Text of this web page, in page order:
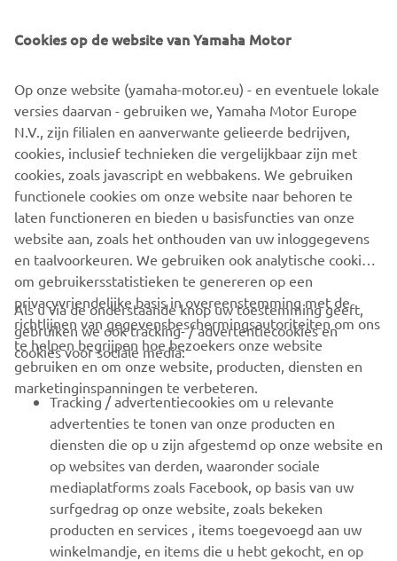
beschutte wateren, hengelsport, transport en zorgeloze
avonturen.
1/2
OFFICIËLE WEBSITE VAN WHALY
CORPORATE
VOOR BEDRIJVEN
MEER YAMAHA
ONDERSTEUNING
NIEUWSBRIEF
Cookies op de website van Yamaha Motor
Op onze website (yamaha-motor.eu) - en eventuele lokale
versies daarvan - gebruiken we, Yamaha Motor Europe
N.V., zijn filialen en aanverwante gelieerde bedrijven,
cookies, inclusief technieken die vergelijkbaar zijn met
cookies, zoals javascript en webbakens. We gebruiken
functionele cookies om onze website naar behoren te
laten functioneren en bieden u basisfuncties van onze
website aan, zoals het onthouden van uw inloggegevens
en taalvoorkeuren. We gebruiken ook analytische cookies
om gebruikersstatistieken te genereren op een
privacyvriendelijke basis in overeenstemming met de
richtlijnen van gegevensbeschermingsautoriteiten om ons
te helpen begrijpen hoe bezoekers onze website
gebruiken en om onze website, producten, diensten en
marketinginspanningen te verbeteren.
Als u via de onderstaande knop uw toestemming geeft,
gebruiken we ook tracking- / advertentiecookies en
cookies voor sociale media:
Tracking / advertentiecookies om u relevante
advertenties te tonen van onze producten en
diensten die op u zijn afgestemd op onze website en
op websites van derden, waaronder sociale
mediaplatforms zoals Facebook, op basis van uw
surfgedrag op onze website, zoals bekeken
producten en services , items toegevoegd aan uw
winkelmandje, en items die u hebt gekocht, en op